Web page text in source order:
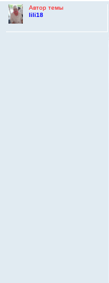
Автор темы
lili18